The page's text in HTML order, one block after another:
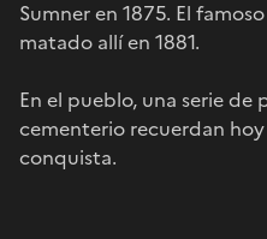
Sumner en 1875. El
matado allí en 1881.
En el pueblo, una serie
cementerio recuerdan
conquista.